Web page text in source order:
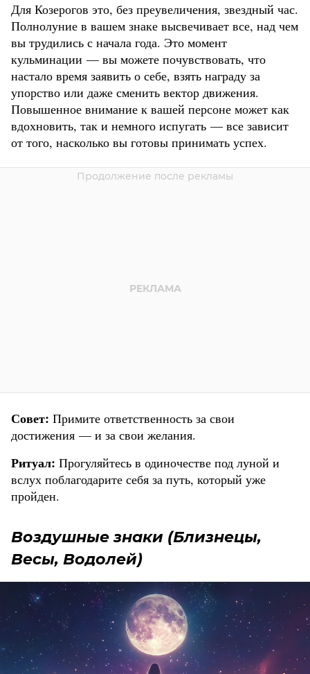
Для Козерогов это, без преувеличения, звездный час.
Полнолуние в вашем знаке высвечивает все, над чем
вы трудились с начала года. Это момент
кульминации — вы можете почувствовать, что
настало время заявить о себе, взять награду за
упорство или даже сменить вектор движения.
Повышенное внимание к вашей персоне может как
вдохновить, так и немного испугать — все зависит
от того, насколько вы готовы принимать успех.
Совет: Примите ответственность за свои
достижения — и за свои желания.
Ритуал: Прогуляйтесь в одиночестве под луной и
вслух поблагодарите себя за путь, который уже
пройден.
Воздушные знаки (Близнецы,
Весы, Водолей)